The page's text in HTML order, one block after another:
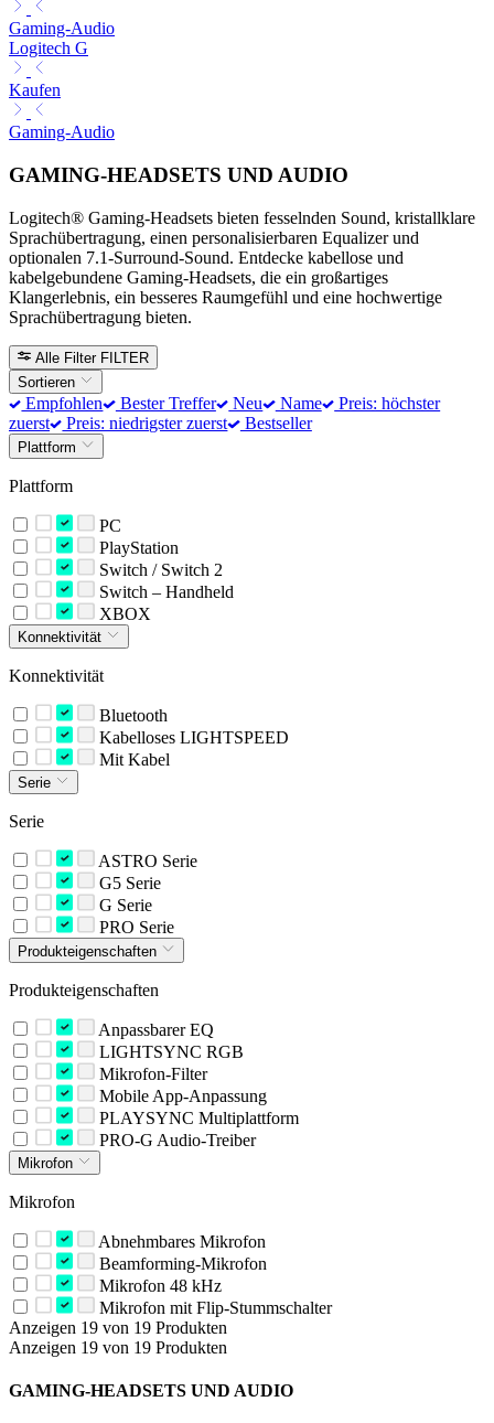
Gaming-Audio
Logitech G
Kaufen
Gaming-Audio
GAMING-HEADSETS UND AUDIO
Logitech® Gaming-Headsets bieten fesselnden Sound, kristallklare
Sprachübertragung, einen personalisierbaren Equalizer und
optionalen 7.1-Surround-Sound. Entdecke kabellose und
kabelgebundene Gaming-Headsets, die ein großartiges
Klangerlebnis, ein besseres Raumgefühl und eine hochwertige
Sprachübertragung bieten.
Alle Filter FILTER
Sortieren
Empfohlen Bester Treffer Neu Name
Preis: höchster
zuerst
Preis: niedrigster zuerst Bestseller
Plattform
Plattform
PC
PlayStation
Switch / Switch 2
Switch – Handheld
XBOX
Konnektivität
Konnektivität
Bluetooth
Kabelloses LIGHTSPEED
Mit Kabel
Serie
Serie
ASTRO Serie
G5 Serie
G Serie
PRO Serie
Produkteigenschaften
Produkteigenschaften
Anpassbarer EQ
LIGHTSYNC RGB
Mikrofon-Filter
Mobile App-Anpassung
PLAYSYNC Multiplattform
PRO-G Audio-Treiber
Mikrofon
Mikrofon
Abnehmbares Mikrofon
Beamforming-Mikrofon
Mikrofon 48 kHz
Mikrofon mit Flip-Stummschalter
Anzeigen 19 von 19 Produkten
Anzeigen 19 von 19 Produkten
GAMING-HEADSETS UND AUDIO